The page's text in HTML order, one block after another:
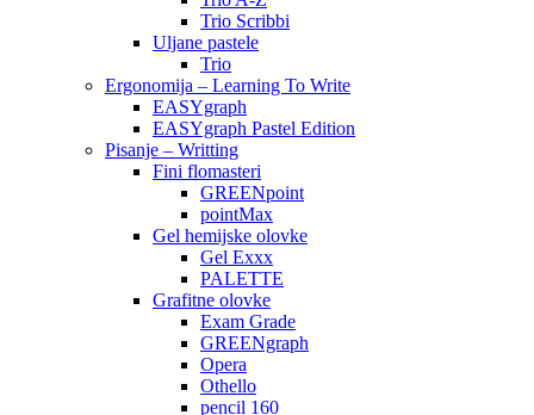
Trio Scribbi
Uljane pastele
Trio
Ergonomija – Learning To Write
EASYgraph
EASYgraph Pastel Edition
Pisanje – Writting
Fini flomasteri
GREENpoint
pointMax
Gel hemijske olovke
Gel Exxx
PALETTE
Grafitne olovke
Exam Grade
GREENgraph
Opera
Othello
pencil 160